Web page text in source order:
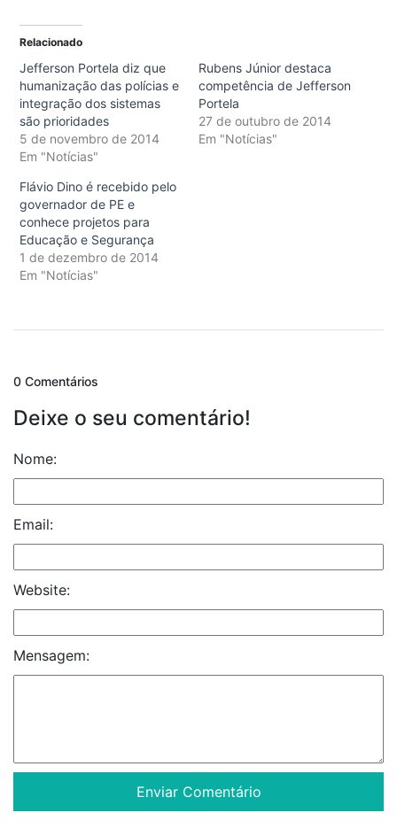
Relacionado
Jefferson Portela diz que
humanização das polícias e
integração dos sistemas
são prioridades
5 de novembro de 2014
Em "Notícias"
Rubens Júnior destaca
competência de Jefferson
Portela
27 de outubro de 2014
Em "Notícias"
Flávio Dino é recebido pelo
governador de PE e
conhece projetos para
Educação e Segurança
1 de dezembro de 2014
Em "Notícias"
0 Comentários
Deixe o seu comentário!
Nome:
Email:
Website:
Mensagem: